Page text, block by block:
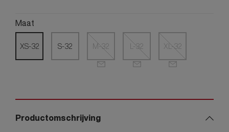
Maat
XS-32 S-32 M-32 L-32 XL-32
Productomschrijving